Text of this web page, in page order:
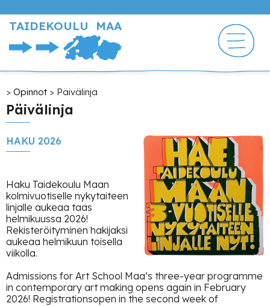
pääsisältöön
TAIDEKOULU MAA
Murupolku
Opinnot Päivälinja
Päivälinja
HAKU 2026
Haku Taidekoulu Maan
kolmivuotiselle nykytaiteen
linjalle aukeaa taas
helmikuussa 2026!
Rekisteröityminen hakijaksi
aukeaa helmikuun toisella
viikolla.
Admissions for Art School Maa’s three-year programme
in contemporary art making opens again in February
2026! Registrationsopen in the second week of